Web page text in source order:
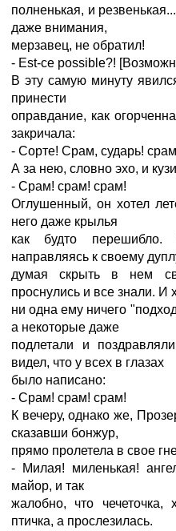
полненькая, и
даже внимания,
мерзавец, не обратил!
- Est-ce possible?!
В эту самую минуту
принести
оправдание, как
закричала:
- Сорте! Срам, сударь!
А за нею, словно эхо, и
- Срам! срам! срам!
Оглушенный, он хотел
него даже крылья
как будто
направляясь к своему
думая скрыть в нем
проснулись и все знали. И
ни одна ему ничего
а некоторые даже
подлетали и
видел, что у всех в глазах
было написано:
- Срам! срам! срам!
К вечеру, однако же,
сказавши бонжур,
прямо пролетела в свое
- Милая! миленькая!
майор, и так
жалобно, что чечеточка,
птичка, а прослезилась.